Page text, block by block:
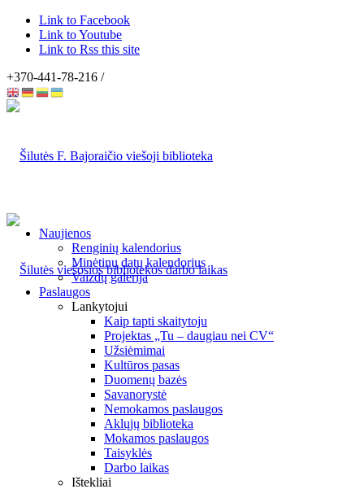
Link to Facebook
Link to Youtube
Link to Rss this site
+370-441-78-216 /
Naujienos
Renginių kalendorius
Minėtinų datų kalendorius
Vaizdų galerija
Paslaugos
Lankytojui
Kaip tapti skaitytoju
Projektas „Tu – daugiau nei CV“
Užsiėmimai
Kultūros pasas
Duomenų bazės
Savanorystė
Nemokamos paslaugos
Aklųjų biblioteka
Mokamos paslaugos
Taisyklės
Darbo laikas
Ištekliai